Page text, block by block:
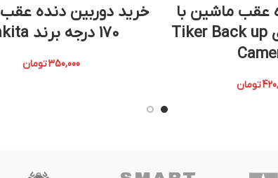
عقب ماشین با
کیفیت اچ دی Tiker Back up
تومان
خرید دوربین دنده
170 درجه برند Nakita
350,000تومان